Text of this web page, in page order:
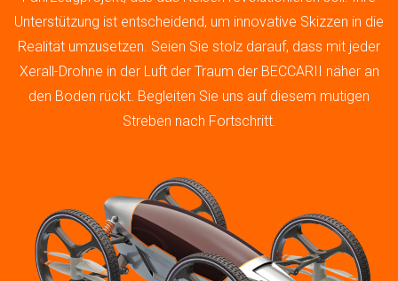
Unterstützung ist entscheidend, um innovative Skizzen in die
Realität umzusetzen. Seien Sie stolz darauf, dass mit jeder
Xerall-Drohne in der Luft der Traum der BECCARII näher an
den Boden rückt. Begleiten Sie uns auf diesem mutigen
Streben nach Fortschritt.